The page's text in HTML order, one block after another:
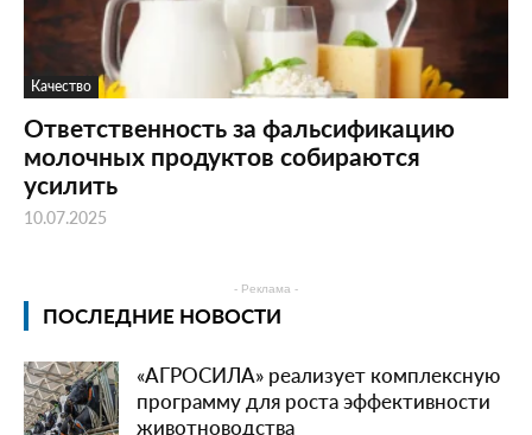
Качество
Ответственность за фальсификацию
молочных продуктов собираются
усилить
10.07.2025
- Реклама -
ПОСЛЕДНИЕ НОВОСТИ
«АГРОСИЛА» реализует комплексную
программу для роста эффективности
животноводства